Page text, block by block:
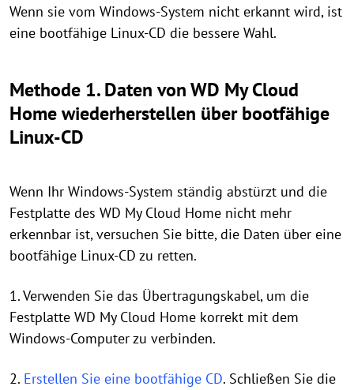
Wenn sie vom Windows-System nicht erkannt wird, ist
eine bootfähige Linux-CD die bessere Wahl.
Methode 1. Daten von WD My Cloud
Home wiederherstellen über bootfähige
Linux-CD
Wenn Ihr Windows-System ständig abstürzt und die
Festplatte des WD My Cloud Home nicht mehr
erkennbar ist, versuchen Sie bitte, die Daten über eine
bootfähige Linux-CD zu retten.
1. Verwenden Sie das Übertragungskabel, um die
Festplatte WD My Cloud Home korrekt mit dem
Windows-Computer zu verbinden.
2. Erstellen Sie eine bootfähige CD. Schließen Sie die